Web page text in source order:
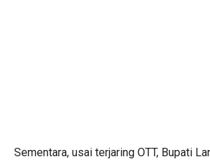
Sementara, usai terjaring OTT, Bupati